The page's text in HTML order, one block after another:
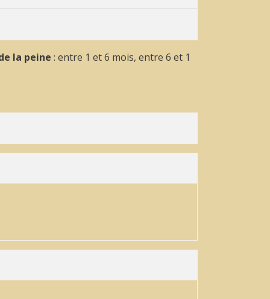
la peine : entre 1 et 6 mois, entre 6 et 1